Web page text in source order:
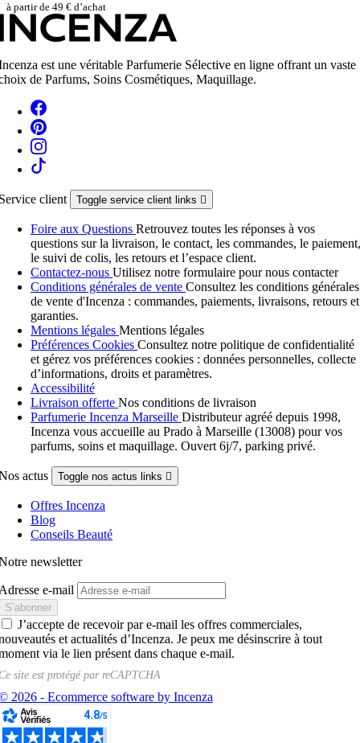
à partir de 49 € d’achat
est une véritable Parfumerie Sélective en ligne offrant un vaste
de Parfums, Soins Cosmétiques, Maquillage.
client Toggle service client links 
Foire aux Questions Retrouvez toutes les réponses à vos
questions sur la livraison, le contact, les commandes, le paiement,
le suivi de colis, les retours et l’espace client.
Contactez-nous Utilisez notre formulaire pour nous contacter
Conditions générales de vente Consultez les conditions générales
de vente d'Incenza : commandes, paiements, livraisons, retours et
garanties.
Mentions légales Mentions légales
Préférences Cookies Consultez notre politique de confidentialité
et gérez vos préférences cookies : données personnelles, collecte
d’informations, droits et paramètres.
Accessibilité
Livraison offerte Nos conditions de livraison
Parfumerie Incenza Marseille Distributeur agréé depuis 1998,
Incenza vous accueille au Prado à Marseille (13008) pour vos
parfums, soins et maquillage. Ouvert 6j/7, parking privé.
actus Toggle nos actus links 
Offres Incenza
Blog
Conseils Beauté
newsletter
e-mail
J’accepte de recevoir par e-mail les offres commerciales,
et actualités d’Incenza. Je peux me désinscrire à tout
via le lien présent dans chaque e-mail.
site est protégé parreCAPTCHA
2026 - Ecommerce software by Incenza